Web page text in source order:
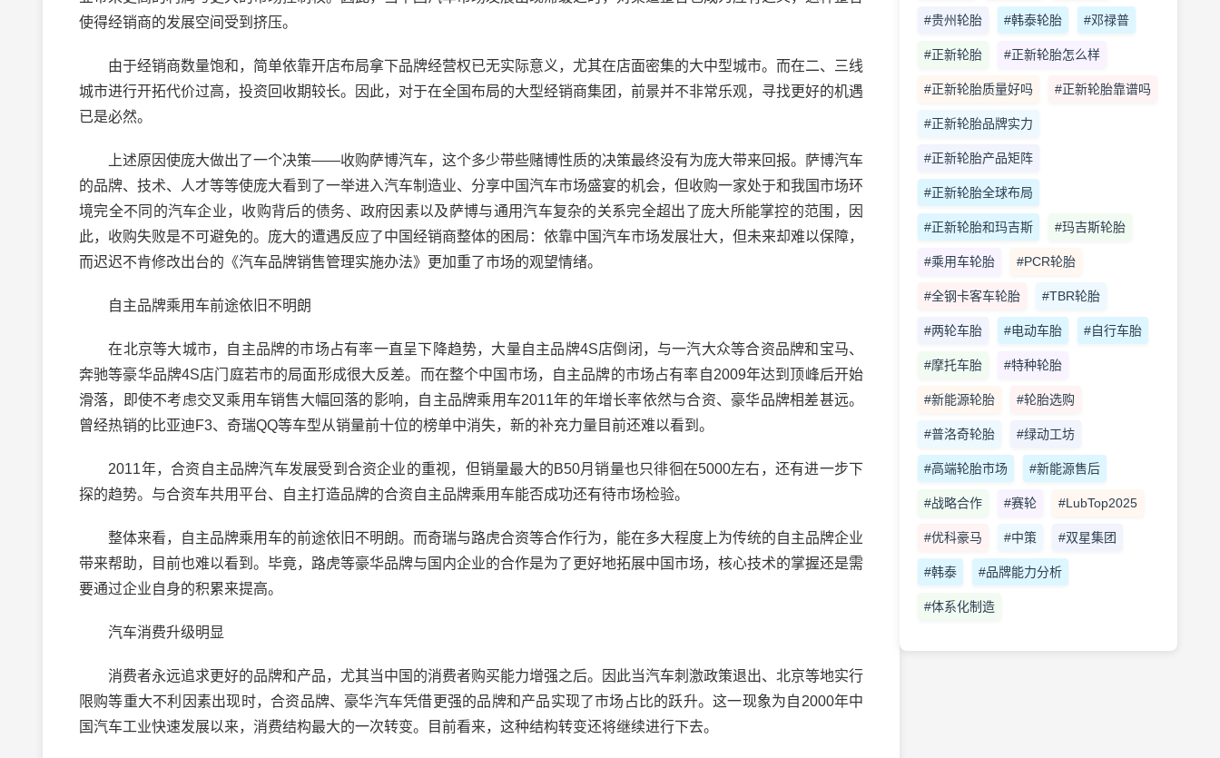
使得经销商的发展空间受到挤压。
由于经销商数量饱和，简单依靠开店布局拿下品牌经营权已无实际意义，尤其在店面密集的大中型城市。而在二、三线
城市进行开拓代价过高，投资回收期较长。因此，对于在全国布局的大型经销商集团，前景并不非常乐观，寻找更好的机遇
已是必然。
上述原因使庞大做出了一个决策——收购萨博汽车，这个多少带些赌博性质的决策最终没有为庞大带来回报。萨博汽车
的品牌、技术、人才等等使庞大看到了一举进入汽车制造业、分享中国汽车市场盛宴的机会，但收购一家处于和我国市场环
境完全不同的汽车企业，收购背后的债务、政府因素以及萨博与通用汽车复杂的关系完全超出了庞大所能掌控的范围，因
此，收购失败是不可避免的。庞大的遭遇反应了中国经销商整体的困局：依靠中国汽车市场发展壮大，但未来却难以保障，
而迟迟不肯修改出台的《汽车品牌销售管理实施办法》更加重了市场的观望情绪。
自主品牌乘用车前途依旧不明朗
在北京等大城市，自主品牌的市场占有率一直呈下降趋势，大量自主品牌4S店倒闭，与一汽大众等合资品牌和宝马、
奔驰等豪华品牌4S店门庭若市的局面形成很大反差。而在整个中国市场，自主品牌的市场占有率自2009年达到顶峰后开始
滑落，即使不考虑交叉乘用车销售大幅回落的影响，自主品牌乘用车2011年的年增长率依然与合资、豪华品牌相差甚远。
曾经热销的比亚迪F3、奇瑞QQ等车型从销量前十位的榜单中消失，新的补充力量目前还难以看到。
2011年，合资自主品牌汽车发展受到合资企业的重视，但销量最大的B50月销量也只徘徊在5000左右，还有进一步下
探的趋势。与合资车共用平台、自主打造品牌的合资自主品牌乘用车能否成功还有待市场检验。
整体来看，自主品牌乘用车的前途依旧不明朗。而奇瑞与路虎合资等合作行为，能在多大程度上为传统的自主品牌企业
带来帮助，目前也难以看到。毕竟，路虎等豪华品牌与国内企业的合作是为了更好地拓展中国市场，核心技术的掌握还是需
要通过企业自身的积累来提高。
汽车消费升级明显
消费者永远追求更好的品牌和产品，尤其当中国的消费者购买能力增强之后。因此当汽车刺激政策退出、北京等地实行
限购等重大不利因素出现时，合资品牌、豪华汽车凭借更强的品牌和产品实现了市场占比的跃升。这一现象为自2000年中
国汽车工业快速发展以来，消费结构最大的一次转变。目前看来，这种结构转变还将继续进行下去。
#贵州轮胎 #韩泰轮胎 #邓禄普
#正新轮胎 #正新轮胎怎么样
#正新轮胎质量好吗 #正新轮胎靠谱吗
#正新轮胎品牌实力
#正新轮胎产品矩阵
#正新轮胎全球布局
#正新轮胎和玛吉斯 #玛吉斯轮胎
#乘用车轮胎 #PCR轮胎
#全钢卡客车轮胎 #TBR轮胎
#两轮车胎 #电动车胎 #自行车胎
#摩托车胎 #特种轮胎
#新能源轮胎 #轮胎选购
#普洛奇轮胎 #绿动工坊
#高端轮胎市场 #新能源售后
#战略合作 #赛轮 #LubTop2025
#优科豪马 #中策 #双星集团
#韩泰 #品牌能力分析
#体系化制造